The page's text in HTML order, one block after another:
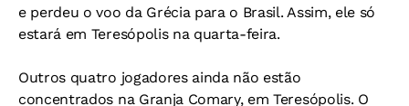
e perdeu o voo da Grécia para o Brasil. Assim, ele só
estará em Teresópolis na quarta-feira.
Outros quatro jogadores ainda não estão
concentrados na Granja Comary, em Teresópolis. O